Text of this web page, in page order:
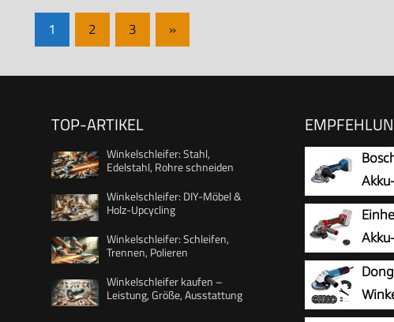
Seitennummerierung
der
1 2 3
Nächste
Beiträge
»
TOP-ARTIKEL
Winkelschleifer: Stahl,
Edelstahl, Rohre schneiden
Winkelschleifer: DIY-Möbel &
Holz-Upcycling
Winkelschleifer: Schleifen,
Trennen, Polieren
Winkelschleifer kaufen –
Leistung, Größe, Ausstattung
TP-